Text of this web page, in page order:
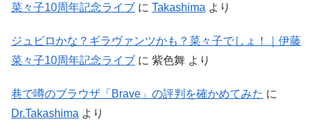
菜々子10周年記念ライブ に Takashima より
ジュビロかな？ギラヴァンツかも？菜々子でしょ！｜伊藤
菜々子10周年記念ライブ に 紫色舞 より
巷で噂のブラウザ「Brave」の評判を確かめてみた に
Dr.Takashima より